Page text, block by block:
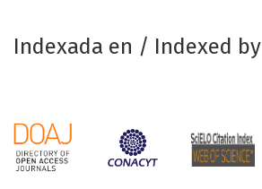
Indexada en / Indexed by